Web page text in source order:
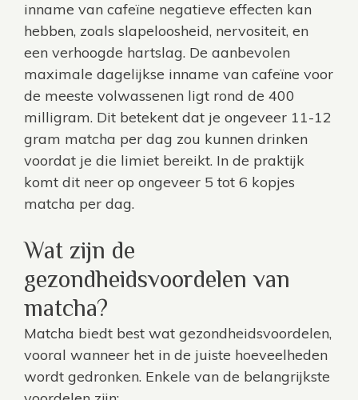
inname van cafeïne negatieve effecten kan
hebben, zoals slapeloosheid, nervositeit, en
een verhoogde hartslag. De aanbevolen
maximale dagelijkse inname van cafeïne voor
de meeste volwassenen ligt rond de 400
milligram. Dit betekent dat je ongeveer 11-12
gram matcha per dag zou kunnen drinken
voordat je die limiet bereikt. In de praktijk
komt dit neer op ongeveer 5 tot 6 kopjes
matcha per dag.
Wat zijn de
gezondheidsvoordelen van
matcha?
Matcha biedt best wat gezondheidsvoordelen,
vooral wanneer het in de juiste hoeveelheden
wordt gedronken. Enkele van de belangrijkste